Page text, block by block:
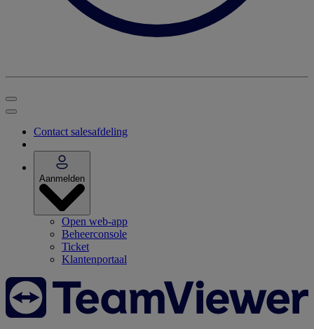
Contact salesafdeling
Aanmelden
Open web-app
Beheerconsole
Ticket
Klantenportaal